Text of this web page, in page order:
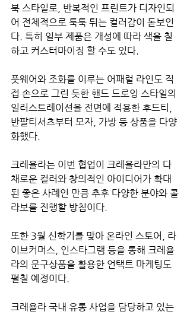
북 스타일로, 반복적인 프린트가 디자인되
어 전체적으로 툭툭 튀는 컬러감이 돋보인
다. 특히 일부 제품은 개성에 따라 색을 칠
하고 커스터마이징 할 수도 있다.
풋웨어와 조화를 이루는 어패럴 라인도 직
접 손으로 그린 듯한 핸드 드로잉 스타일의
일러스트레이션을 전면에 적용한 후드티,
반팔티셔츠부터 모자, 가방 등 상품을 다양
화했다.
크레욜라는 이번 협업이 크레욜라만의 다
채로운 컬러와 창의적인 아이디어가 확대
된 좋은 사례인 만큼 추후 다양한 분야와 콜
라보를 진행할 방침이다.
또한 3월 신학기를 맞아 온라인 스토어, 라
이브커머스, 인스타그램 등을 통해 크레욜
라의 문구상품을 활용한 언택트 마케팅도
펼칠 예정이다.
크레욜라 국내 유통 사업을 담당하고 있는